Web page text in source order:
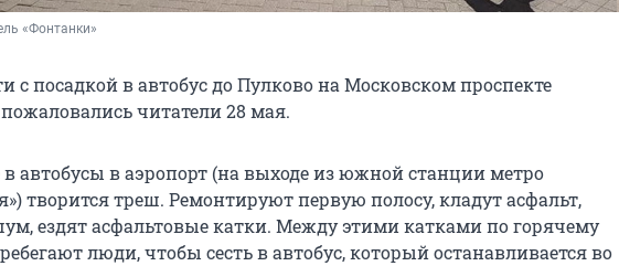
«Фонтанки»
с посадкой в автобус до Пулково на Московском проспекте
читатели 28 мая.
в автобусы в аэропорт (на выходе из южной станции метро
творится треш. Ремонтируют первую полосу, кладут асфальт,
ездят асфальтовые катки. Между этими катками по горячему
люди, чтобы сесть в автобус, который останавливается во